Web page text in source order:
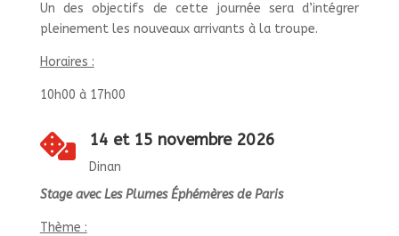
Un des objectifs de cette journée sera d’intégrer
pleinement les nouveaux arrivants à la troupe.
Horaires :
10h00 à 17h00
 14 et 15 novembre 2026
Dinan
Stage avec Les Plumes Éphémères de Paris
Thème :